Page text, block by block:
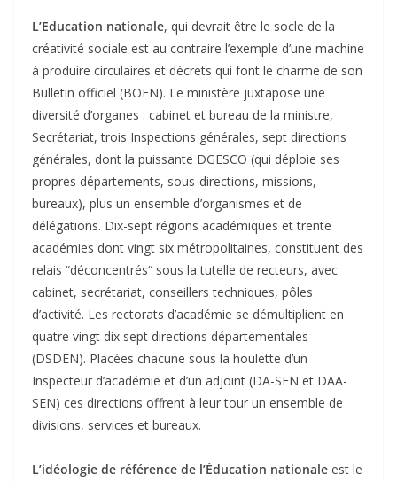
L’Education nationale, qui devrait être le socle de la
créativité sociale est au contraire l’exemple d’une machine
à produire circulaires et décrets qui font le charme de son
Bulletin officiel (BOEN). Le ministère juxtapose une
diversité d’organes : cabinet et bureau de la ministre,
Secrétariat, trois Inspections générales, sept directions
générales, dont la puissante DGESCO (qui déploie ses
propres départements, sous-directions, missions,
bureaux), plus un ensemble d’organismes et de
délégations. Dix-sept régions académiques et trente
académies dont vingt six métropolitaines, constituent des
relais “déconcentrés“ sous la tutelle de recteurs, avec
cabinet, secrétariat, conseillers techniques, pôles
d’activité. Les rectorats d’académie se démultiplient en
quatre vingt dix sept directions départementales
(DSDEN). Placées chacune sous la houlette d’un
Inspecteur d’académie et d’un adjoint (DA-SEN et DAA-
SEN) ces directions offrent à leur tour un ensemble de
divisions, services et bureaux.
L’idéologie de référence de l’Éducation nationale est le